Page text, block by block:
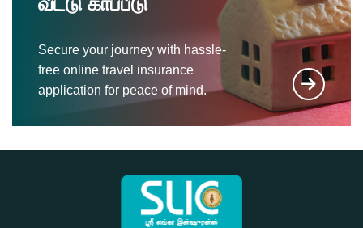
Secure your journey with hassle-
free online travel insurance
application for peace of mind.